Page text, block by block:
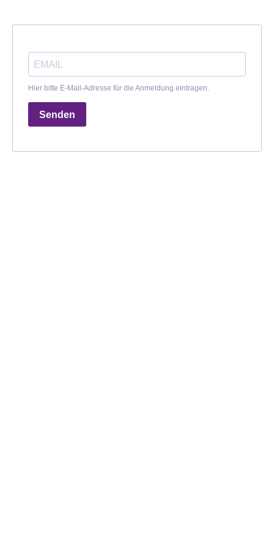
Hier bitte E-Mail-Adresse für die Anmeldung eintragen.
Senden